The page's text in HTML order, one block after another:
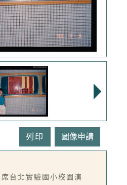
列印
台北實驗國小校園演